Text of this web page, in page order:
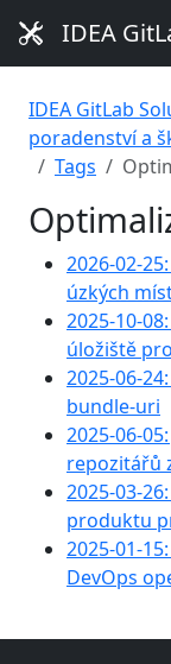
IDEA
IDEA GitLab
poradenství a
Tags
2026-02-
úzkých
2025-10-
úložiště
2025-06-
bundle-uri
2025-06-
repozitářů
2025-03-
produktu
2025-01-
DevOps